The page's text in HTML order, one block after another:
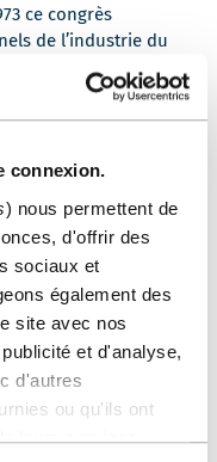
connexion.
) nous permettent de
d'offrir des
sociaux et
également des
site avec nos
et d'analyse,
d'autres
ou qu'ils ont
leurs services.
s'ouvrira
dans
fenêtre
ce congrès
de l’industrie du
les règles du jeu
et du
« Faire face aux
et de trouver
naviguer avec succès
et de défendre
membres. Il
dans près de 500